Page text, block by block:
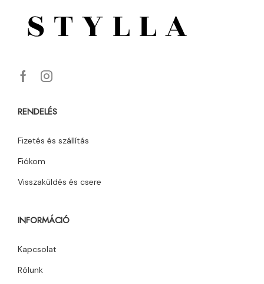
RENDELÉS
Fizetés és szállítás
Fiókom
Visszaküldés és csere
INFORMÁCIÓ
Kapcsolat
Rólunk